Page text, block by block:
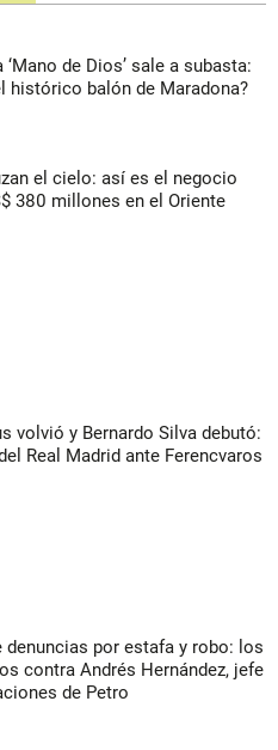
de Dios’ sale a subasta:
histórico balón de Maradona?
el cielo: así es el negocio
380 millones en el Oriente
volvió y Bernardo Silva debutó:
Real Madrid ante Ferencvaros
denuncias por estafa y robo: los
contra Andrés Hernández, jefe
de Petro